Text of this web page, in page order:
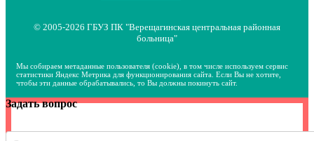
© 2005-2026 ГБУЗ ПК "Верещагинская центральная районная
больница"
Мы собираем метаданные пользователя (cookie), в том числе используем сервис
статистики Яндекс Метрика для функционирования сайта. Если Вы не хотите,
чтобы эти данные обрабатывались, то Вы должны покинуть сайт.
Задать вопрос